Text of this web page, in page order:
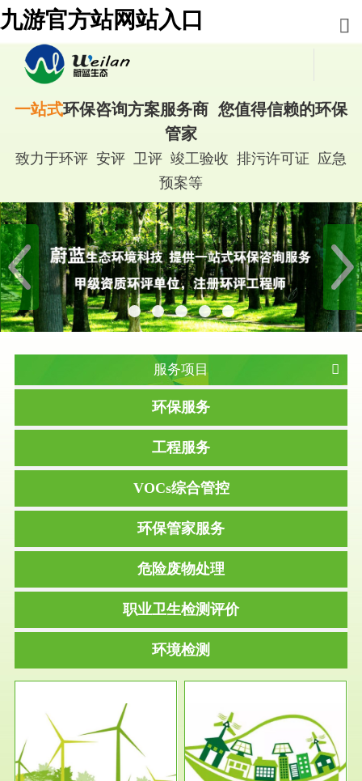
九游官方站网站入口
一站式环保咨询方案服务商 您值得信赖的环保
管家
致力于环评 安评 卫评 竣工验收 排污许可证 应急
预案等
服务项目
环保服务
工程服务
VOCs综合管控
环保管家服务
危险废物处理
职业卫生检测评价
环境检测
服务范围
环保竣工验收